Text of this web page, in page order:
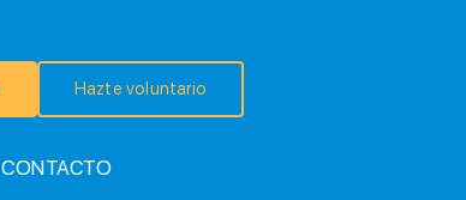
Hazte voluntario
CONTACTO